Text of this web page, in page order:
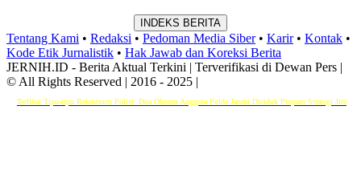
INDEKS BERITA
Tentang Kami • Redaksi • Pedoman Media Siber• Karir• Kontak •
Kode Etik Jurnalistik • Hak Jawab dan Koreksi Berita
JERNIH.ID - Berita Aktual Terkini | Terverifikasi di Dewan Pers |
© All Rights Reserved | 2016 - 2025 |
Tipu-tipu Rekrutmen Polisi: Dua Oknum Anggota Polda Jambi Diciduk Propam Strategi Jitu Bank